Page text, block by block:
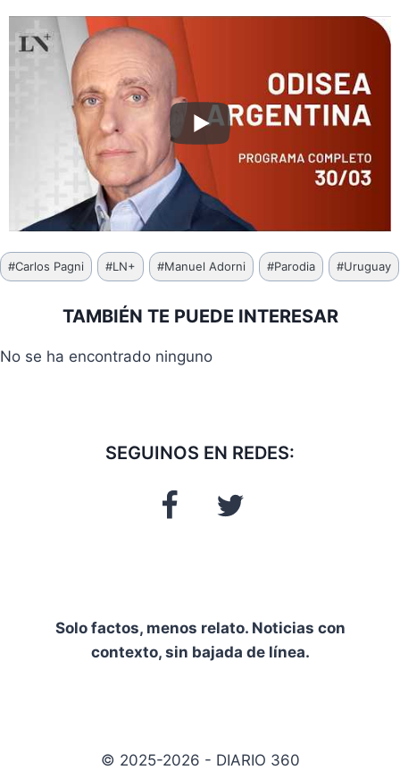
Etiquetas
de
#Carlos Pagni #LN+ #Manuel Adorni #Parodia #Uruguay
TAMBIÉN TE PUEDE INTERESAR
No se ha encontrado ninguno
SEGUINOS EN REDES:
Solo factos, menos relato. Noticias con
contexto, sin bajada de línea.
© 2025-2026 - DIARIO 360